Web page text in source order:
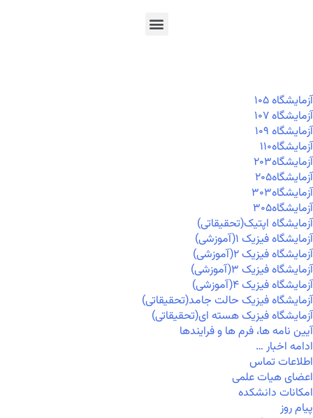
آزمايشگاه ۱۰۵
آزمايشگاه ۱۰۷
آزمايشگاه ۱۰۹
آزمايشگاه۱۱۰
آزمايشگاه۲۰۳
آزمايشگاه۲۰۵
آزمايشگاه۳۰۳
آزمايشگاه۳۰۵
آزمایشگاه اپتیک(تحقیقاتی)
آزمایشگاه فیزیک ۱(آموزشی)
آزمایشگاه فیزیک ۲(آموزشی)
آزمایشگاه فیزیک ۳(آموزشی)
آزمایشگاه فیزیک ۴(آموزشی)
آزمایشگاه فیزیک حالت جامد(تحقیقاتی)
آزمایشگاه فیزیک هسته ای(تحقیقاتی)
آیین نامه ها، فرم ها و فرایندها
ادامه اخبار …
اطلاعات تماس
اعضای هیات علمی
امکانات دانشکده
پیام روز